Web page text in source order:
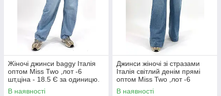
Жіночі джинси baggy Італія
оптом Miss Two ,лот -6
шт,ціна - 18.5 Є за одиницю.
В наявності
Джинси жіночі зі стразами
Італія світлий денім прямі
оптом Miss Two ,лот -6
шт,ціна - 18.5 Є за одиницю.
В наявності